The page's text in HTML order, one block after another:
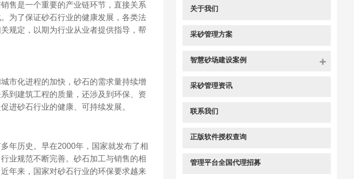
售是一个重要的产业链环节，直接关系
为了保证砂石行业的健康发展，各类法
规定，以期为行业从业者提供指导，帮
市化进程的加快，砂石的需求量持续增
到建筑工程的质量，还涉及到环保、资
进砂石行业的健康、可持续发展。
年历史。早在2000年，国家就发布了相
业规范不断完善。砂石加工与销售的相
年来，国家对砂石行业的环保要求越来
关于我们
采砂管理方案
智慧砂场建设案例
采砂管理资讯
联系我们
正版软件授权查询
管理平台全国代理招募